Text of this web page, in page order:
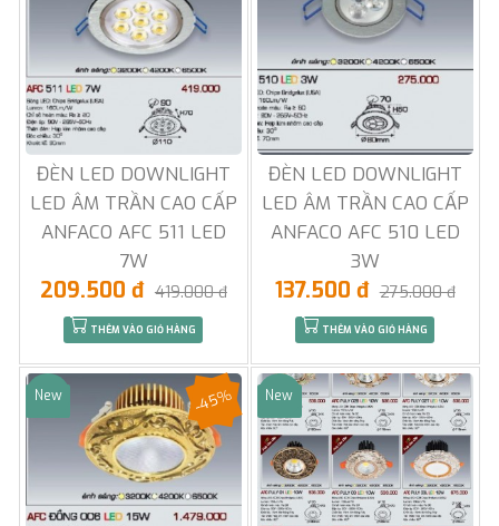
ĐÈN LED DOWNLIGHT
LED ÂM TRẦN CAO CẤP
ANFACO AFC 511 LED
7W
209.500 đ 419.000 đ
THÊM VÀO GIỎ HÀNG
ĐÈN LED DOWNLIGHT
LED ÂM TRẦN CAO CẤP
ANFACO AFC 510 LED
3W
137.500 đ 275.000 đ
THÊM VÀO GIỎ HÀNG
Sale
New -45% Sale
New